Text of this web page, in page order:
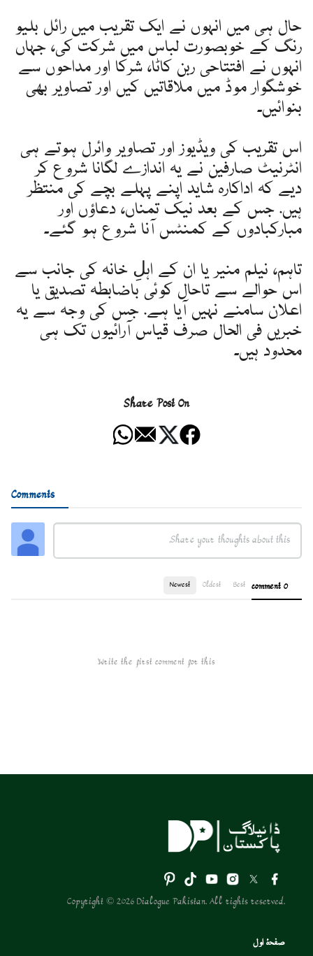
حال ہی میں انہوں نے ایک تقریب میں رائل بلیو
رنگ کے خوبصورت لباس میں شرکت کی، جہاں
انہوں نے افتتاحی ربن کاٹا، شرکا اور مداحوں سے
خوشگوار موڈ میں ملاقاتیں کیں اور تصاویر بھی
بنوائیں۔
اس تقریب کی ویڈیوز اور تصاویر وائرل ہوتے ہی
انٹرنیٹ صارفین نے یہ اندازے لگانا شروع کر
دیے کہ اداکارہ شاید اپنے پہلے بچے کی منتظر
ہیں. جس کے بعد نیک تمناں، دعاؤں اور
مبارکبادوں کے کمنٹس آنا شروع ہو گئے۔
تاہم، نیلم منیر یا ان کے اہلِ خانہ کی جانب سے
اس حوالے سے تاحال کوئی باضابطہ تصدیق یا
اعلان سامنے نہیں آیا ہے. جس کی وجہ سے یہ
خبریں فی الحال صرف قیاس آرائیوں تک ہی
محدود ہیں۔
Share Post On
Comments
0 comment
Best
Oldest
Newest
Write the first comment for this!
Copyright © 2026 Dialogue Pakistan. All rights reserved.
صفحۂ اول